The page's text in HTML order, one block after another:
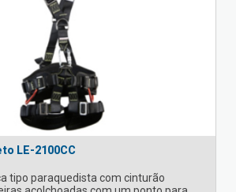
LE-2100CC
tipo paraquedista com cinturão